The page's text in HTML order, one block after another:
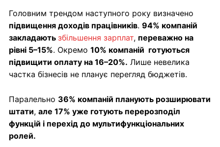
Головним трендом наступного року визначено
підвищення доходів працівників. 94% компаній
закладають збільшення зарплат, переважно на
рівні 5–15%. Окремо 10% компаній готуються
підвищити оплату на 16–20%. Лише невелика
частка бізнесів не планує перегляд бюджетів.
Паралельно 36% компаній планують розширювати
штати, але 17% уже готують перерозподіл
функцій і перехід до мультифункціональних
ролей.